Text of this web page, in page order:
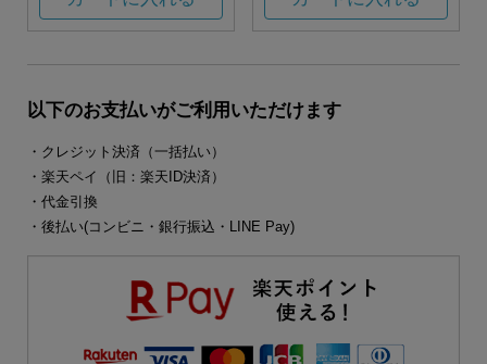
以下のお支払いがご利用いただけます
・クレジット決済（一括払い）
・楽天ペイ（旧：楽天ID決済）
・代金引換
・後払い(コンビニ・銀行振込・LINE Pay)